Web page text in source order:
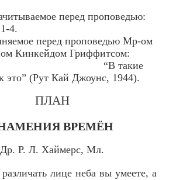
перед проповедью:
4.
перед проповедью Мр-ом
Кинкейдом Гриффитсом:
“В такие
это” (Рут Кай Джоунс, 1944).
ПЛАН
ВРЕМЁН
Др. Р. Л. Хаймерс, Мл.
лице неба вы умеете, а